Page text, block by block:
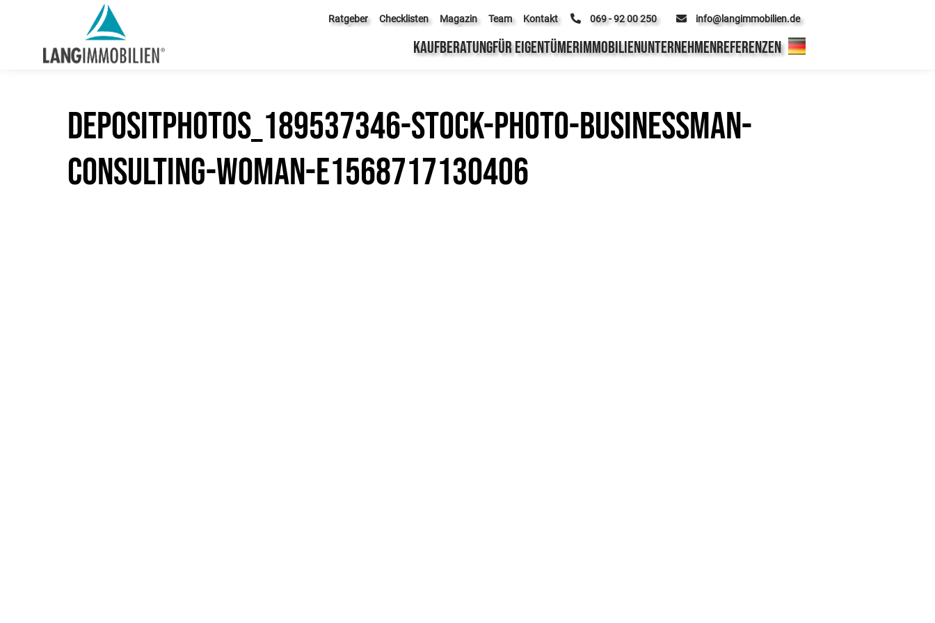
Ratgeber Checklisten Magazin Team Kontakt 069 - 92 00 250 info@langimmobilien.de
KAUFBERATUNGFÜR EIGENTÜMERIMMOBILIENUNTERNEHMENREFERENZEN
depositphotos_189537346-stock-photo-businessman-
consulting-woman-e1568717130406